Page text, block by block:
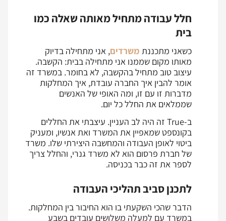
חלל עבודה מתחיל מאותה שאלה כמו
בית
כשאני מתכננת משרדים, אני מתחילה בדיוק
מאותו מקום שממנו אני מתחילה בבית: הקשבה.
עיצוב טוב מתחיל בהקשבה, לא בחומר. במשרד זה
אומר להבין איך החברה עובדת, איך המחלקות
מדברות זו עם זו, ומה האופי של האנשים
שממלאים את החלל כל יום.
ב-True זה היה לב העניין. עיצבתי את החללים
בקונספט שמאפיין את המשרד ואת אנשיו, ומעניק
ביטוי לאופן העבודה והמחשבה היצירתי שלו. משרד
של חברת פרסום הוא לא משרד גנרי, והחלל צריך
לספר את זה כבר בכניסה.
לתכנן סביב תהליכי העבודה
הדבר שהכי השקעתי בו הוא החיבור בין המחלקות.
במשרד עם למעלה משלושים עובדים בשבע